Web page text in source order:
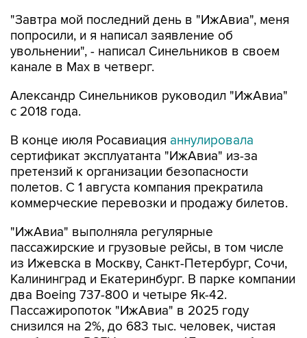
"Завтра мой последний день в "ИжАвиа", меня
попросили, и я написал заявление об
увольнении", - написал Синельников в своем
канале в Max в четверг.
Александр Синельников руководил "ИжАвиа"
с 2018 года.
В конце июля Росавиация аннулировала
сертификат эксплуатанта "ИжАвиа" из-за
претензий к организации безопасности
полетов. С 1 августа компания прекратила
коммерческие перевозки и продажу билетов.
"ИжАвиа" выполняла регулярные
пассажирские и грузовые рейсы, в том числе
из Ижевска в Москву, Санкт-Петербург, Сочи,
Калининград и Екатеринбург. В парке компании
два Boeing 737-800 и четыре Як-42.
Пассажиропоток "ИжАвиа" в 2025 году
снизился на 2%, до 683 тыс. человек, чистая